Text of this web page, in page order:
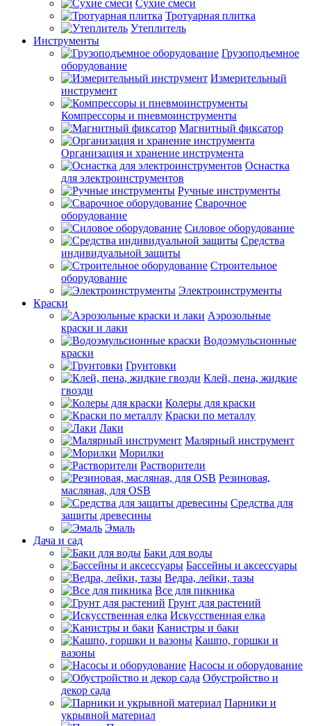
Сухие смеси
Тротуарная плитка
Утеплитель
Инструменты
Грузоподъемное
оборудование
Измерительный
инструмент
Компрессоры и пневмоинструменты
Магнитный фиксатор
Организация и хранение инструмента
Оснастка
для электроинструментов
Ручные инструменты
Сварочное
оборудование
Силовое оборудование
Средства
индивидуальной защиты
Строительное
оборудование
Электроинструменты
Краски
Аэрозольные
краски и лаки
Водоэмульсионные
краски
Грунтовки
Клей, пена, жидкие
гвозди
Колеры для краски
Краски по металлу
Лаки
Малярный инструмент
Морилки
Растворители
Резиновая,
масляная, для OSB
Средства для
защиты древесины
Эмаль
Дача и сад
Баки для воды
Бассейны и аксессуары
Ведра, лейки, тазы
Все для пикника
Грунт для растений
Искусственная елка
Канистры и баки
Кашпо, горшки и
вазоны
Насосы и оборудование
Обустройство и
декор сада
Парники и
укрывной материал